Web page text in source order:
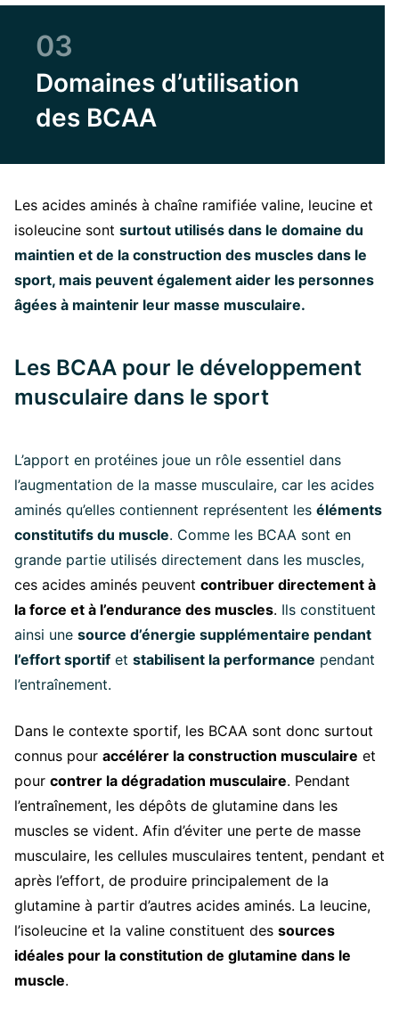
03
Domaines d’utilisation
des BCAA
Les acides aminés à chaîne ramifiée valine, leucine et
isoleucine sont surtout utilisés dans le domaine du
maintien et de la construction des muscles dans le
sport, mais peuvent également aider les personnes
âgées à maintenir leur masse musculaire.
Les BCAA pour le développement
musculaire dans le sport
L’apport en protéines joue un rôle essentiel dans
l’augmentation de la masse musculaire, car les acides
aminés qu’elles contiennent représentent les éléments
constitutifs du muscle. Comme les BCAA sont en
grande partie utilisés directement dans les muscles,
ces acides aminés peuvent contribuer directement à
la force et à l’endurance des muscles. Ils constituent
ainsi une source d’énergie supplémentaire pendant
l’effort sportif et stabilisent la performance pendant
l’entraînement.
Dans le contexte sportif, les BCAA sont donc surtout
connus pour accélérer la construction musculaire et
pour contrer la dégradation musculaire. Pendant
l’entraînement, les dépôts de glutamine dans les
muscles se vident. Afin d’éviter une perte de masse
musculaire, les cellules musculaires tentent, pendant et
après l’effort, de produire principalement de la
glutamine à partir d’autres acides aminés. La leucine,
l’isoleucine et la valine constituent des sources
idéales pour la constitution de glutamine dans le
muscle.